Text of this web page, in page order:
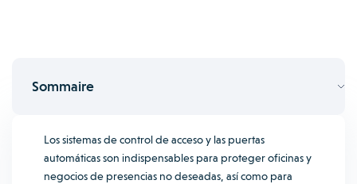
Sommaire
Los sistemas de control de acceso y las puertas
automáticas son indispensables para proteger oficinas y
negocios de presencias no deseadas, así como para